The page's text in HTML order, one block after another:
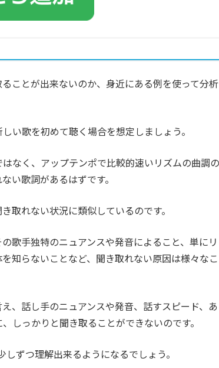
ことが出来ないのか、身近にある例を使って分析
い歌を初めて聴く場合を想定しましょう。
なく、アップテンポで比較的速いリズムの曲調の
い歌詞があるはずです。
取れない状況に類似しているのです。
歌手独特のニュアンスや発音によること、単にリ
知らないことなど、聞き取れない原因は様々なこ
、話し手のニュアンスや発音、話すスピード、あ
しっかりと聞き取ることができないのです。
ずつ理解出来るようになるでしょう。